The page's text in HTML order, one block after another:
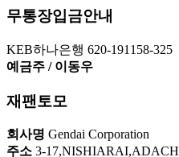
무통장입금안내
KEB하나은행 620-191158-325
예금주 / 이동우
재팬토모
회사명 Gendai Corporation
주소 3-